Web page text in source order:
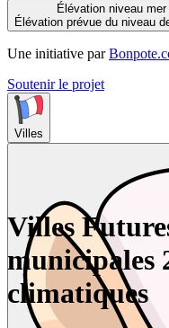
Élévation niveau mer
Élévation prévue du niveau
Une initiative par
Soutenir le projet
Villes
Villes
municipales
climatiques